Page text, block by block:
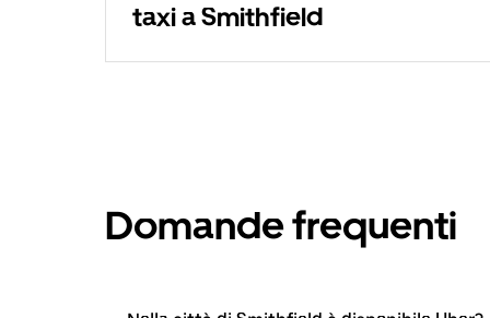
taxi a Smithfield
Domande frequenti